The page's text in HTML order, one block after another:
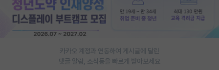
이벤트
반도체 아카데미
카카오 계정과 연동하여 게시글에 달린
댓글 알람, 소식등을 빠르게 받아보세요